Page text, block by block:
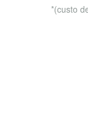
*(custo